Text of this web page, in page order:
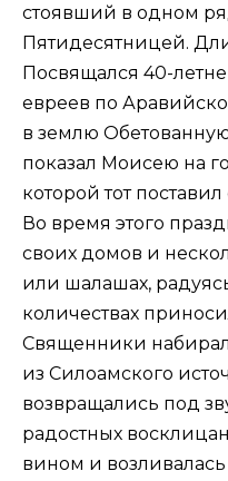
стоявший в одном
Пятидесятницей.
Посвящался 40-
евреев по
в землю
показал Моисею на
которой тот
Во время этого
своих домов и
или шалашах,
количествах
Священники
из Силоамского
возвращались под
радостных
вином и